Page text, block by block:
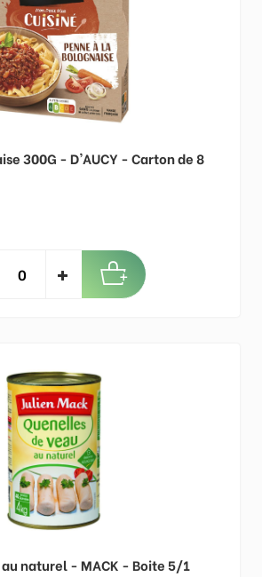
300G - D'AUCY - Carton de 8
naturel - MACK - Boite 5/1